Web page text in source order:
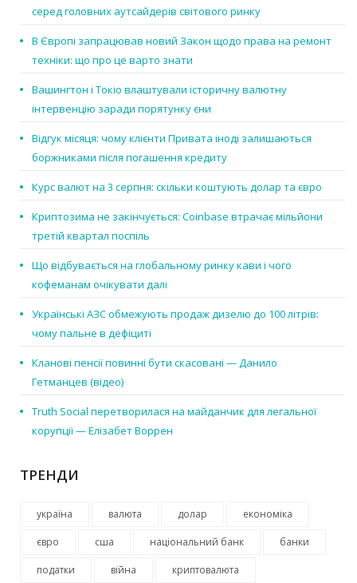
серед головних аутсайдерів світового ринку
В Європі запрацював новий Закон щодо права на ремонт
техніки: що про це варто знати
Вашингтон і Токіо влаштували історичну валютну
інтервенцію заради порятунку єни
Відгук місяця: чому клієнти Привата іноді залишаються
боржниками після погашення кредиту
Курс валют на 3 серпня: скільки коштують долар та євро
Криптозима не закінчується: Coinbase втрачає мільйони
третій квартал поспіль
Що відбувається на глобальному ринку кави і чого
кофеманам очікувати далі
Українські АЗС обмежують продаж дизелю до 100 літрів:
чому пальне в дефіциті
Кланові пенсії повинні бути скасовані — Данило
Гетманцев (відео)
Truth Social перетворилася на майданчик для легальної
корупції — Елізабет Воррен
ТРЕНДИ
україна валюта долар економіка
євро сша національний банк банки
податки війна криптовалюта